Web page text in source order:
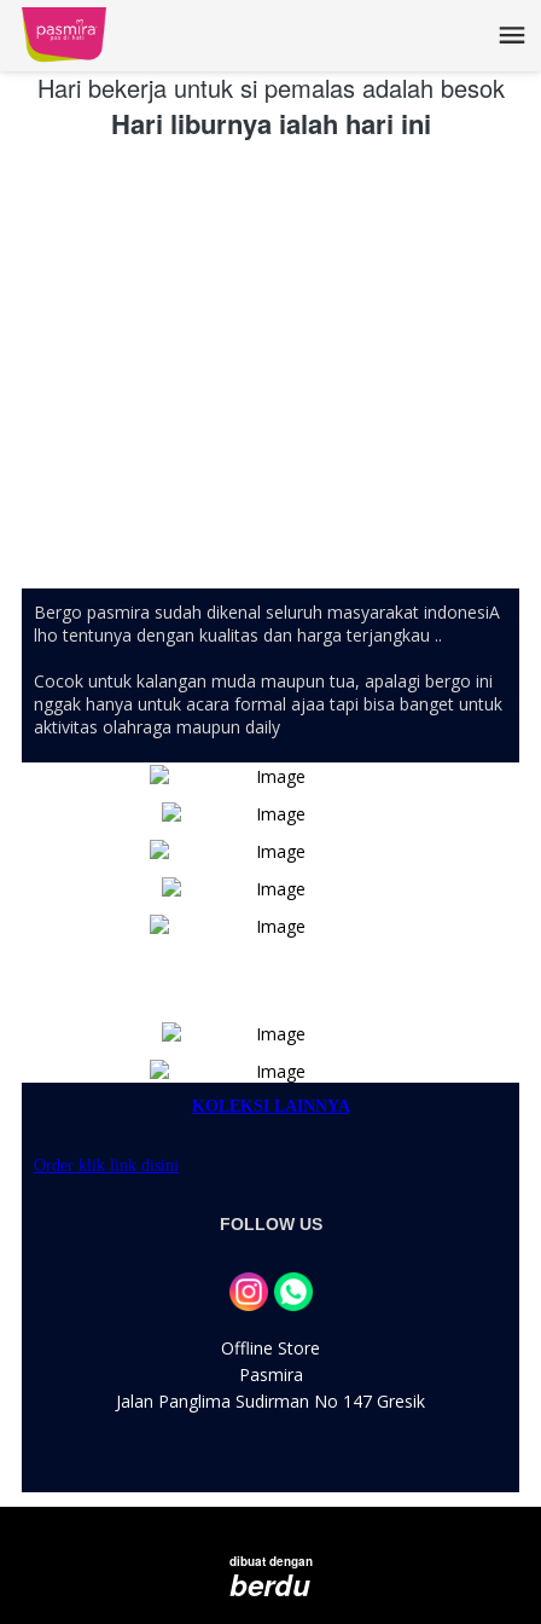
Hari bekerja untuk si pemalas adalah besok
Hari liburnya ialah hari ini
Bergo pasmira sudah dikenal seluruh masyarakat indonesiA
lho tentunya dengan kualitas dan harga terjangkau ..
Cocok untuk kalangan muda maupun tua, apalagi bergo ini
nggak hanya untuk acara formal ajaa tapi bisa banget untuk
aktivitas olahraga maupun daily
KOLEKSI LAINNYA
Order klik link disini
FOLLOW US
Offline Store
Pasmira
Jalan Panglima Sudirman No 147 Gresik
dibuat dengan
berdu